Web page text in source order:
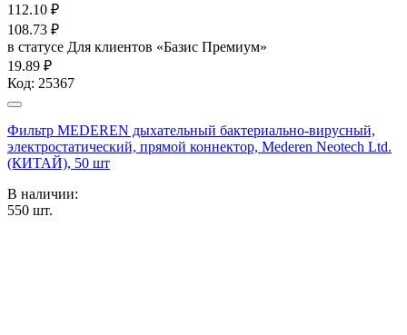
112.10 ₽
108.73 ₽
в статусе Для клиентов «Базис Премиум»
19.89 ₽
Код: 25367
Фильтр MEDEREN дыхательный бактериально-вирусный,
электростатический, прямой коннектор, Mederen Neotech Ltd.
(КИТАЙ), 50 шт
В наличии:
550 шт.